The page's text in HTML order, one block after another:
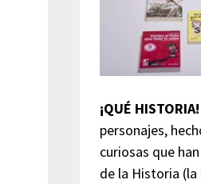
¡QUÉ HISTORIA!
personajes,
curiosas que
de la Historia